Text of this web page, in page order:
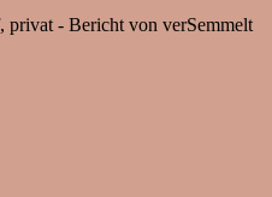
privat - Bericht von verSemmelt